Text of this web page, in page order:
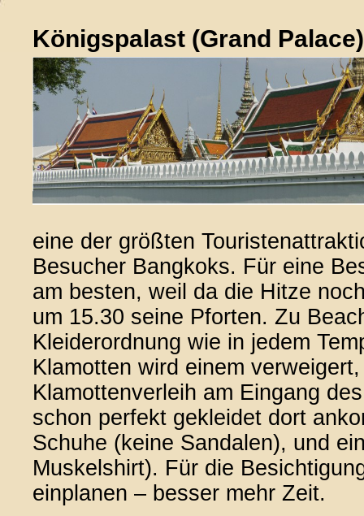
Königspalast (Grand Palace)
eine der größten
Besucher Bangkoks. Für eine
am besten, weil da die Hitze
um 15.30 seine Pforten. Zu
Kleiderordnung wie in jedem
Klamotten wird einem
Klamottenverleih am Eingang
schon perfekt gekleidet dort
Schuhe (keine Sandalen), und
Muskelshirt). Für die
einplanen – besser mehr Zeit.